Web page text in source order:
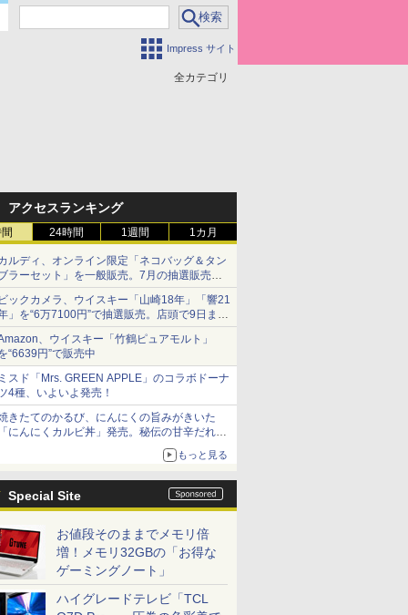
Impress サイト
全カテゴリ
アクセスランキング
24時間 1週間 1カ月
ルディ、オンライン限定「ネコバッグ＆タン
ラーセット」を一般販売。7月の抽選販売の
選無効分
ックカメラ、ウイスキー「山崎18年」「響21
」を“6万7100円”で抽選販売。店頭で9日まで
付
、ウイスキー「竹鶴ピュアモルト」
“6639円”で販売中
スド「Mrs. GREEN APPLE」のコラボドーナ
4種、いよいよ発売！
きたてのかるび、にんにくの旨みがきいた
にんにくカルビ丼」発売。秘伝の甘辛だれを
もっと見る
Special Site
お値段そのままでメモリ倍
増！メモリ32GBの「お得な
ゲーミングノート」
ハイグレードテレビ「TCL